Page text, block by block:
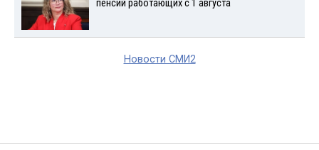
пенсий работающих с 1 августа
Новости СМИ2